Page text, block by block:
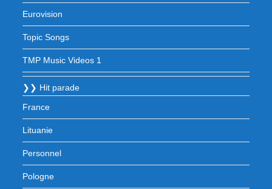
Eurovision
Topic Songs
TMP Music Videos 1
❯❯ Hit parade
France
Lituanie
Personnel
Pologne